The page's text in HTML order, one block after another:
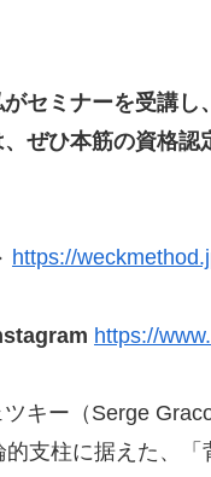
セミナーを受講し
ぜひ本筋の資格
https://
https://
キー（Serge
支柱に据えた、